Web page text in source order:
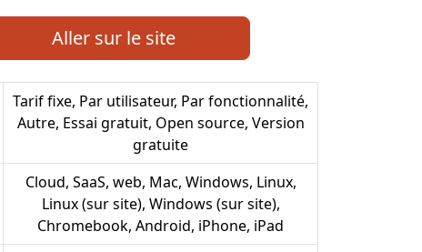
Aller sur le site
Tarif fixe, Par utilisateur, Par fonctionnalité,
Autre, Essai gratuit, Open source, Version
gratuite
Cloud, SaaS, web, Mac, Windows, Linux,
Linux (sur site), Windows (sur site),
Chromebook, Android, iPhone, iPad